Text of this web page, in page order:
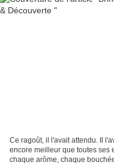
Ce ragoût, il l'avait attendu. Il
encore meilleur que toutes ses
chaque arôme, chaque